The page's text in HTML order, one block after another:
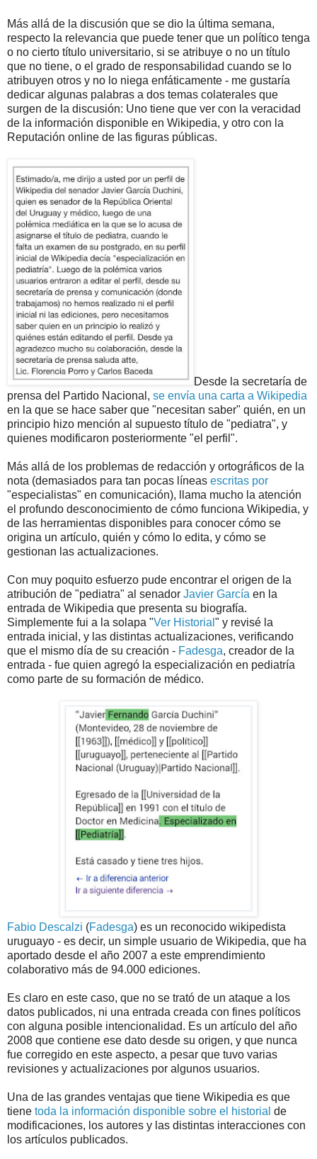
Más allá de la discusión que se dio la última semana,
respecto la relevancia que puede tener que un político tenga
o no cierto título universitario, si se atribuye o no un título
que no tiene, o el grado de responsabilidad cuando se lo
atribuyen otros y no lo niega enfáticamente - me gustaría
dedicar algunas palabras a dos temas colaterales que
surgen de la discusión: Uno tiene que ver con la veracidad
de la información disponible en Wikipedia, y otro con la
Reputación online de las figuras públicas.
Desde la secretaría de
prensa del Partido Nacional, se envía una carta a Wikipedia
en la que se hace saber que "necesitan saber" quién, en un
principio hizo mención al supuesto título de "pediatra", y
quienes modificaron posteriormente "el perfil".
Más allá de los problemas de redacción y ortográficos de la
nota (demasiados para tan pocas líneas escritas por
"especialistas" en comunicación), llama mucho la atención
el profundo desconocimiento de cómo funciona Wikipedia, y
de las herramientas disponibles para conocer cómo se
origina un artículo, quién y cómo lo edita, y cómo se
gestionan las actualizaciones.
Con muy poquito esfuerzo pude encontrar el origen de la
atribución de "pediatra" al senador Javier García en la
entrada de Wikipedia que presenta su biografía.
Simplemente fui a la solapa "Ver Historial " y revisé la
entrada inicial, y las distintas actualizaciones, verificando
que el mismo día de su creación - Fadesga, creador de la
entrada - fue quien agregó la especialización en pediatría
como parte de su formación de médico.
Fabio Descalzi (Fadesga) es un reconocido wikipedista
uruguayo - es decir, un simple usuario de Wikipedia, que ha
aportado desde el año 2007 a este emprendimiento
colaborativo más de 94.000 ediciones.
Es claro en este caso, que no se trató de un ataque a los
datos publicados, ni una entrada creada con fines políticos
con alguna posible intencionalidad. Es un artículo del año
2008 que contiene ese dato desde su origen, y que nunca
fue corregido en este aspecto, a pesar que tuvo varias
revisiones y actualizaciones por algunos usuarios.
Una de las grandes ventajas que tiene Wikipedia es que
tiene toda la información disponible sobre el historial de
modificaciones, los autores y las distintas interacciones con
los artículos publicados.